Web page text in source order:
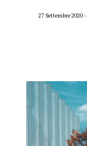
27 Settembre 2020